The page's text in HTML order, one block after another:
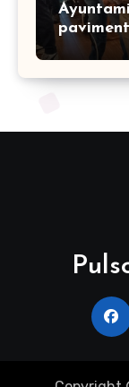
Marines